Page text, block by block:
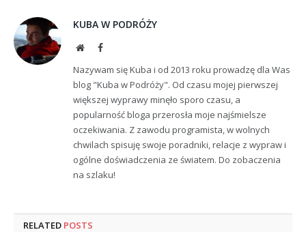
KUBA W PODRÓŻY
WebsiteFacebook
Nazywam się Kuba i od 2013 roku prowadzę dla Was
blog "Kuba w Podróży". Od czasu mojej pierwszej
większej wyprawy minęło sporo czasu, a
popularność bloga przerosła moje najśmielsze
oczekiwania. Z zawodu programista, w wolnych
chwilach spisuję swoje poradniki, relacje z wypraw i
ogólne doświadczenia ze światem. Do zobaczenia
na szlaku!
RELATED POSTS